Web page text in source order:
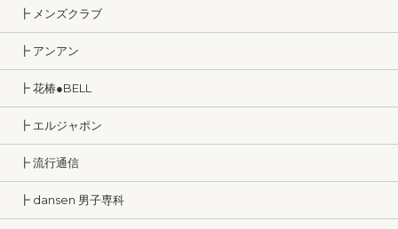
┣ メンズクラブ
┣ アンアン
┣ 花椿●BELL
┣ エルジャポン
┣ 流行通信
┣ dansen 男子専科